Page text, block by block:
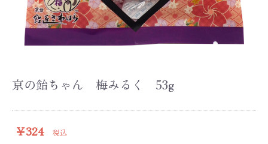
京の飴ちゃん 梅みるく 53g
￥324 税込